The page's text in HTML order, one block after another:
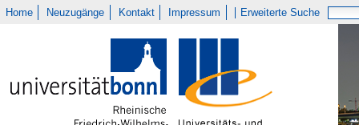
Home Neuzugänge Kontakt Impressum Erweiterte Suche